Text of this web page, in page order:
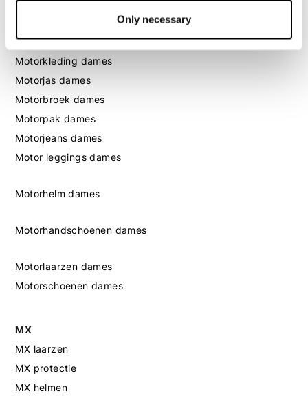
Only necessary
Dames
Motorkleding dames
Motorjas dames
Motorbroek dames
Motorpak dames
Motorjeans dames
Motor leggings dames
Motorhelm dames
Motorhandschoenen dames
Motorlaarzen dames
Motorschoenen dames
MX
MX laarzen
MX protectie
MX helmen